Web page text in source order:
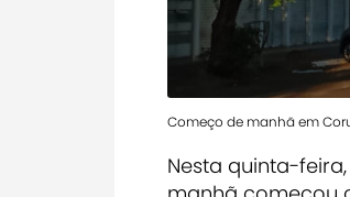
Começo de manhã em
Nesta quinta-